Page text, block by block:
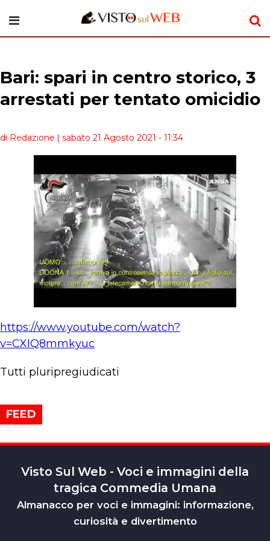
Bari: spari in centro storico, 3
arrestati per tentato omicidio
di Redazione | sabato 21 Agosto 2021 - 11:34
https://www.youtube.com/watch?
v=CXIQ8mmkyuc
Tutti pluripregiudicati
FEED
Visto Sul Web - Voci e immagini della
tragica Commedia Umana
Almanacco per voci e immagini: informazione,
curiosità e divertimento